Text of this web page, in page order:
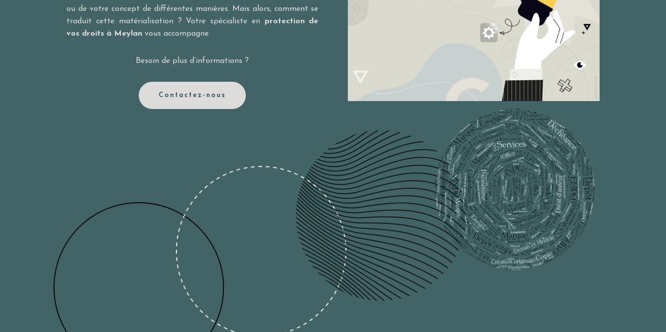
ou de votre concept de différentes manières. Mais alors, comment se
traduit cette matérialisation ? Votre spécialiste en protection de
vos droits à Meylan vous accompagne.
Besoin de plus d’informations ?
Contactez-nous